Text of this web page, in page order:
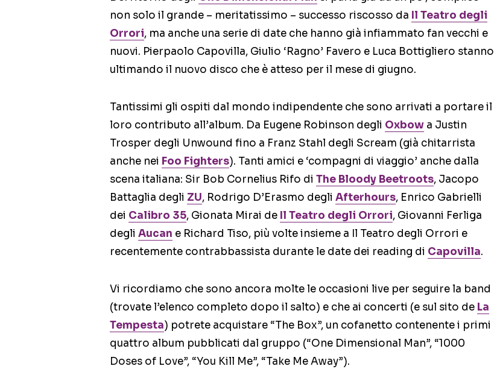
non solo il grande – meritatissimo – successo riscosso da Il Teatro degli
Orrori, ma anche una serie di date che hanno già infiammato fan vecchi e
nuovi. Pierpaolo Capovilla, Giulio ‘Ragno’ Favero e Luca Bottigliero stanno
ultimando il nuovo disco che è atteso per il mese di giugno.
Tantissimi gli ospiti dal mondo indipendente che sono arrivati a portare il
loro contributo all’album. Da Eugene Robinson degli Oxbow a Justin
Trosper degli Unwound fino a Franz Stahl degli Scream (già chitarrista
anche nei Foo Fighters). Tanti amici e ‘compagni di viaggio’ anche dalla
scena italiana: Sir Bob Cornelius Rifo di The Bloody Beetroots, Jacopo
Battaglia degli ZU, Rodrigo D’Erasmo degli Afterhours, Enrico Gabrielli
dei Calibro 35, Gionata Mirai de Il Teatro degli Orrori, Giovanni Ferliga
degli Aucan e Richard Tiso, più volte insieme a Il Teatro degli Orrori e
recentemente contrabbassista durante le date dei reading di Capovilla.
Vi ricordiamo che sono ancora molte le occasioni live per seguire la band
(trovate l’elenco completo dopo il salto) e che ai concerti (e sul sito de La
Tempesta) potrete acquistare “The Box”, un cofanetto contenente i primi
quattro album pubblicati dal gruppo (“One Dimensional Man”, “1000
Doses of Love”, “You Kill Me”, “Take Me Away”).